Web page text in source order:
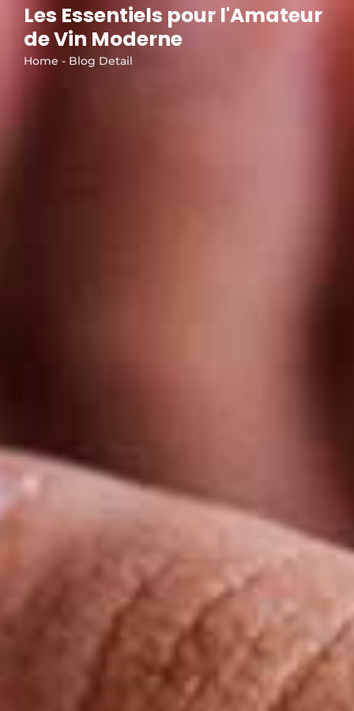
Les Essentiels pour l'Amateur
de Vin Moderne
Home - Blog Detail